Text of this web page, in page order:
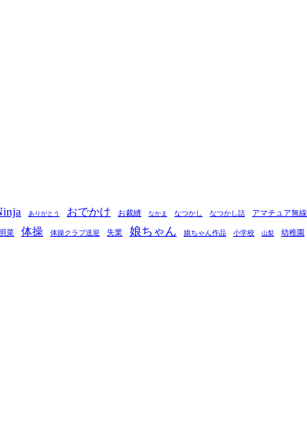
ありがとう おでかけ お裁縫 なかま なつかし なつかし話 アマチュア無線
菜 体操 体操クラブ送迎 失業 娘ちゃん 娘ちゃん作品 小学校 山梨 幼稚園